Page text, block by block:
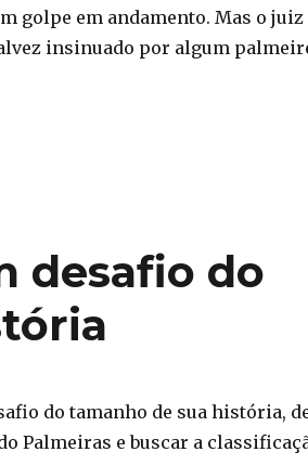
golpe em andamento. Mas o
insinuado por algum
desafio do
do tamanho de sua história,
Palmeiras e buscar a